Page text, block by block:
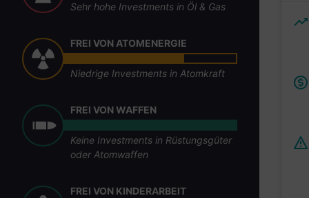
Sehr hohe Investments in Öl & Gas
FREI VON ATOMENERGIE
Niedrige Investments in Atomkraft
FREI VON WAFFEN
Keine Investments in Rüstungsgüter
oder Atomwaffen
FREI VON KINDERARBEIT